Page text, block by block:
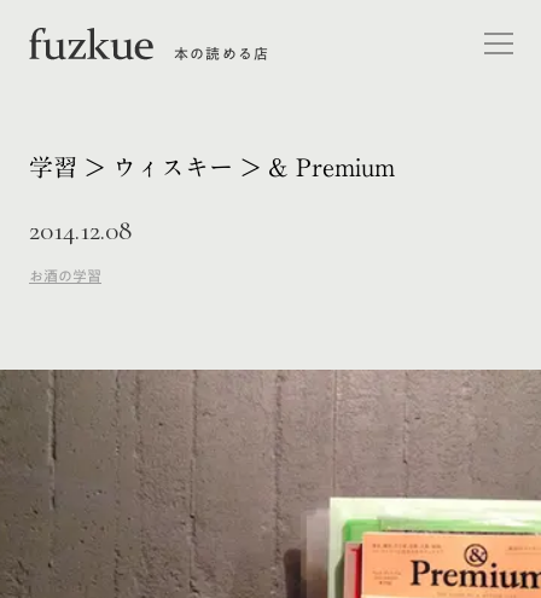
本の読める店
学習 > ウィスキー > & Premium
2014.12.08
お酒の学習